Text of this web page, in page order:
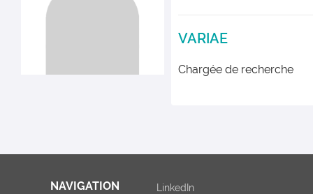
VARIAE
Chargée de recherche
NAVIGATION LinkedIn